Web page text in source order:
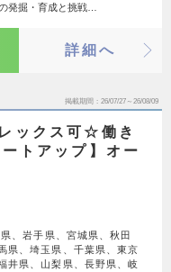
発掘・育成と挑戦…
詳細へ
掲載期間 26/07/27～26/08/09
ックス可☆働き
トアップ】オー
、岩手県、宮城県、秋田
県、埼玉県、千葉県、東京
井県、山梨県、長野県、岐